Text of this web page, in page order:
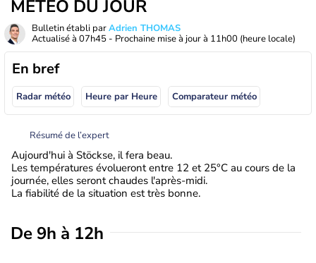
MÉTÉO DU JOUR
Bulletin établi parAdrien THOMAS
Actualisé à 07h45 - Prochaine mise à jour à 11h00 (heure locale)
En bref
Radar météo Heure par Heure Comparateur météo
Résumé de l’expert
Aujourd'hui à Stöckse, il fera beau.
Les températures évolueront entre 12 et 25°C au cours de la
journée, elles seront chaudes l'après-midi.
La fiabilité de la situation est très bonne.
De 9h à 12h